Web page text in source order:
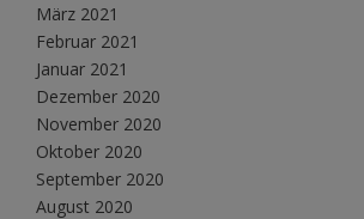
März 2021
Februar 2021
Januar 2021
Dezember 2020
November 2020
Oktober 2020
September 2020
August 2020